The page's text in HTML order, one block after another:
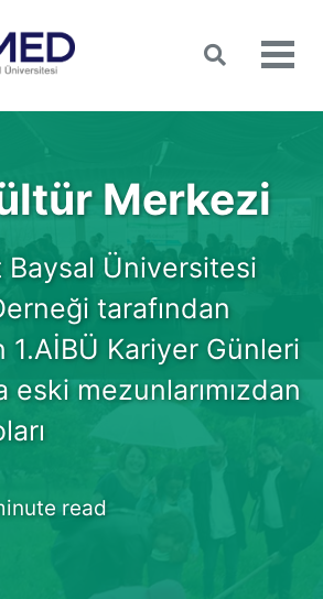
Toggle
Merkezi
Üniversitesi
tarafından
Kariyer Günleri
eski mezunlarımızdan
read